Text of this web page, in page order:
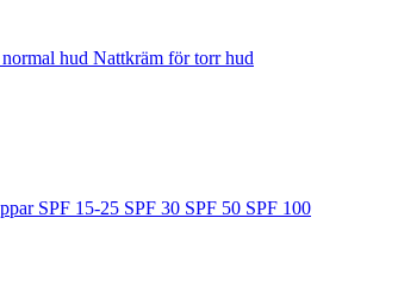
hud Nattkräm för torr hud
SPF 15-25 SPF 30 SPF 50 SPF 100